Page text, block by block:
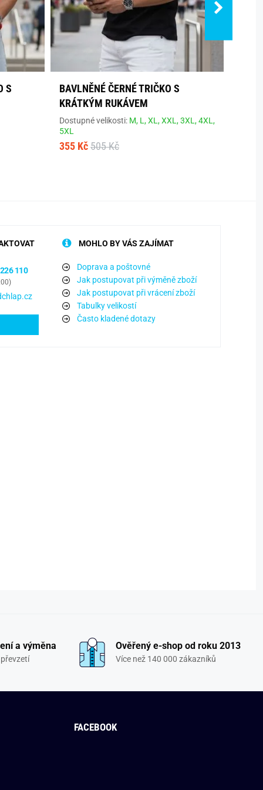
S
BAVLNĚNÉ ČERNÉ TRIČKO S
KRÁTKÝM RUKÁVEM
Dostupné velikosti: M, L,XL,XXL,3XL,4XL,
5XL
355 Kč 505 Kč
110
MOHLO BY VÁS ZAJÍMAT
Doprava a poštovné
Jak postupovat při výměně zboží
Jak postupovat při vrácení zboží
Tabulky velikostí
Často kladené dotazy
a výměna Ověřený e-shop od roku 2013
Více než 140 000 zákazníků
FACEBOOK